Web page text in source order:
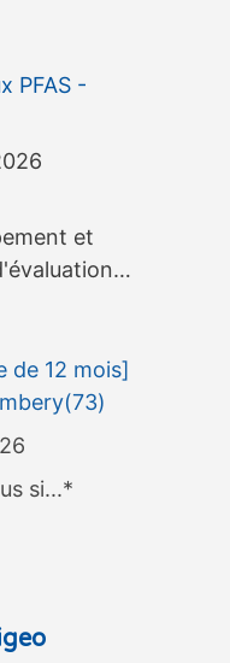
PFAS -
et
de 12 mois]
si...*